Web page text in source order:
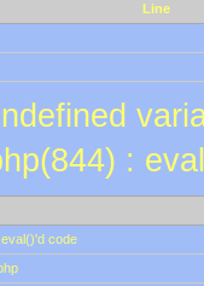
Line
:
code